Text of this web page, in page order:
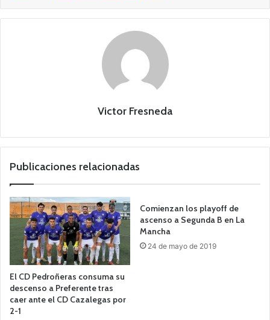
Victor Fresneda
Publicaciones relacionadas
El CD Pedroñeras consuma su
descenso a Preferente tras
caer ante el CD Cazalegas por
2-1
Comienzan los playoff de
ascenso a Segunda B en La
Mancha
24 de mayo de 2019